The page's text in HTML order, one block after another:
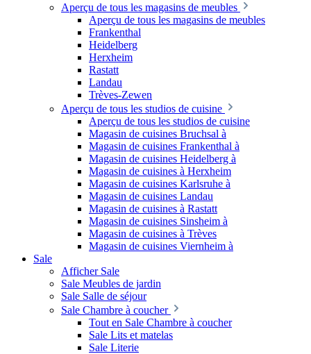
Aperçu de tous les magasins de meubles
Aperçu de tous les magasins de meubles
Frankenthal
Heidelberg
Herxheim
Rastatt
Landau
Trèves-Zewen
Aperçu de tous les studios de cuisine
Aperçu de tous les studios de cuisine
Magasin de cuisines Bruchsal à
Magasin de cuisines Frankenthal à
Magasin de cuisines Heidelberg à
Magasin de cuisines à Herxheim
Magasin de cuisines Karlsruhe à
Magasin de cuisines Landau
Magasin de cuisines à Rastatt
Magasin de cuisines Sinsheim à
Magasin de cuisines à Trèves
Magasin de cuisines Viernheim à
Sale
Afficher Sale
Sale Meubles de jardin
Sale Salle de séjour
Sale Chambre à coucher
Tout en Sale Chambre à coucher
Sale Lits et matelas
Sale Literie